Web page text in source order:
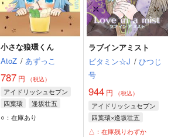
小さな狼環くん
AtoZ / あずっこ
787 円 （税込）
アイドリッシュセブン
四葉環
逢坂壮五
二階堂大和
○：在庫あり
ラブインアミスト
ビタミン☆J / ひつじ
号
944円 （税込）
アイドリッシュセブン
四葉環×逢坂壮五
四葉環
逢坂壮五
△：在庫残りわずか